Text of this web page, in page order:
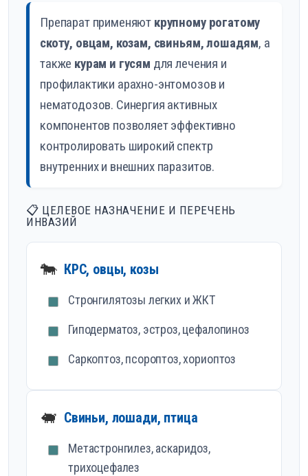
Препарат применяют крупному рогатому
скоту, овцам, козам, свиньям, лошадям, а
также курам и гусям для лечения и
профилактики арахно-энтомозов и
нематодозов. Синергия активных
компонентов позволяет эффективно
контролировать широкий спектр
внутренних и внешних паразитов.
📋 ЦЕЛЕВОЕ НАЗНАЧЕНИЕ И ПЕРЕЧЕНЬ
ИНВАЗИЙ
🐄 КРС, овцы, козы
Стронгилятозы легких и ЖКТ
Гиподерматоз, эстроз, цефалопиноз
Саркоптоз, псороптоз, хориоптоз
🐖 Свиньи, лошади, птица
Метастронгилез, аскаридоз,
трихоцефалез